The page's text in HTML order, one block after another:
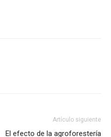
Artículo siguiente
El efecto de la agroforestería